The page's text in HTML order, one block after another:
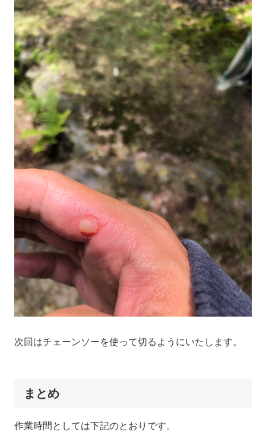
次回はチェーンソーを使って切るようにいたします。
まとめ
作業時間としては下記のとおりです。